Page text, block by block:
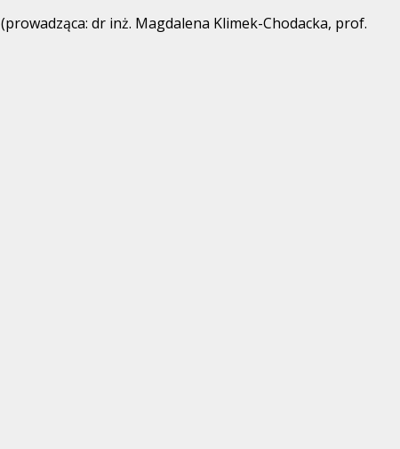
(prowadząca: dr inż. Magdalena Klimek-Chodacka, prof.